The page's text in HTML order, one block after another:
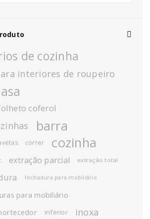
de cozinha
interiores de roupeiro
asa
coferol
barra
correr cozinha
extração parcial extração total
fechadura para mobiliário
para mobiliário
inferior inoxa